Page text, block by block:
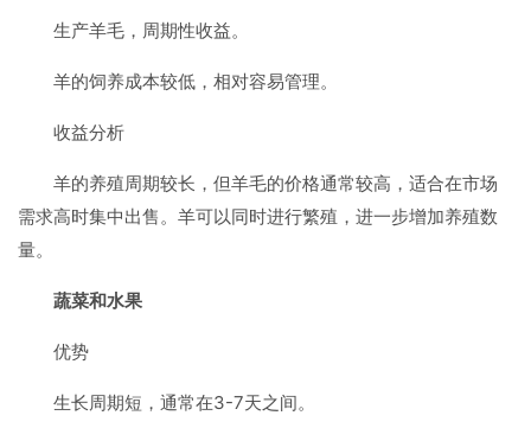
生产羊毛，周期性收益。
羊的饲养成本较低，相对容易管理。
收益分析
羊的养殖周期较长，但羊毛的价格通常较高，适合在市场
需求高时集中出售。羊可以同时进行繁殖，进一步增加养殖数
量。
蔬菜和水果
优势
生长周期短，通常在3-7天之间。